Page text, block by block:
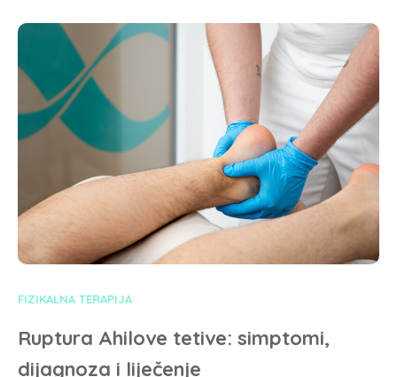
FIZIKALNA TERAPIJA
Ruptura Ahilove tetive: simptomi,
dijagnoza i liječenje